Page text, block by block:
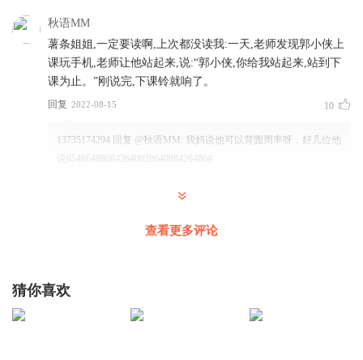
秋语MM
薯条姐姐,一定要读啊,上次都没读我:一天,老师发现郭小侠上
课玩手机,老师让他站起来,说:“郭小侠,你给我站起来,站到下
课为止。”刚说完,下课铃就响了。
回复 2022-08-15 10
13735174294 回复 @秋语MM: 我妈说他可以背圆周率呀，好几位他
说654864886842640028640884264864
🎯作为一个本身也是喜马拉雅的【情感主播】🎯你的节目是
回复
薯条不读我偷你段子
查看更多评论
猜你喜欢